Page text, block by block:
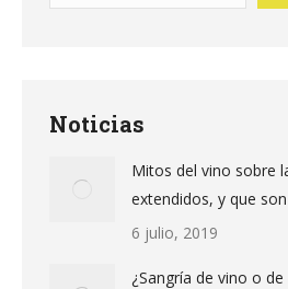
Noticias
Mitos del vino sobre
extendidos, y que
6 julio, 2019
¿Sangría de vino o